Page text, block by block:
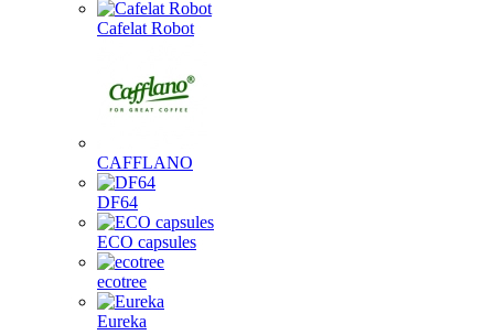
Cafelat Robot
CAFFLANO
DF64
ECO capsules
ecotree
Eureka